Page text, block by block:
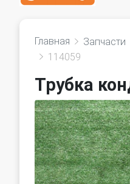
Главная Запчасти
114059
Трубка